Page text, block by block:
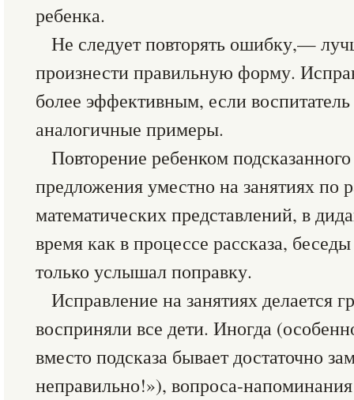
ребенка.
Не следует повторять ошибку,—
произнести правильную форму.
более эффективным, если
аналогичные примеры.
Повторение ребенком
предложения уместно на занятиях по
математических представлений, в
время как в процессе рассказа,
только услышал поправку.
Исправление на занятиях делается
восприняли все дети. Иногда
вместо подсказа бывает достаточно
неправильно!»), вопроса-